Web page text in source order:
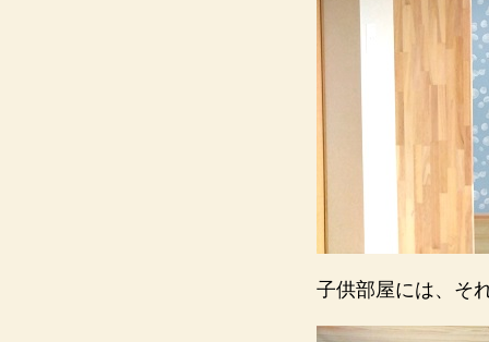
子供部屋には、そ